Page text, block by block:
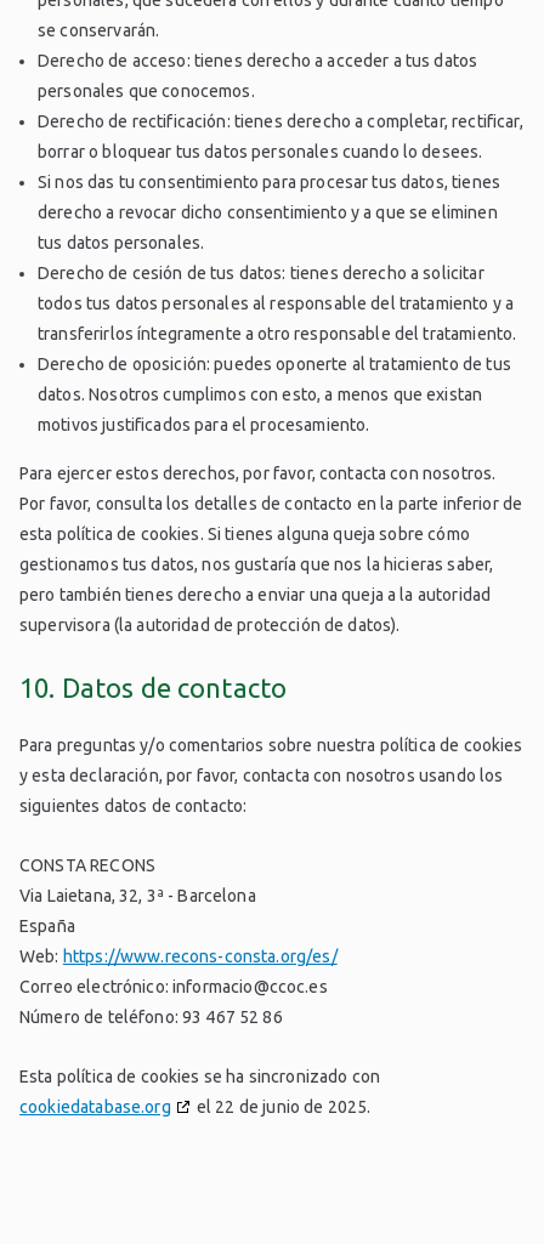
se conservarán.
Derecho de acceso: tienes derecho a acceder a tus datos
personales que conocemos.
Derecho de rectificación: tienes derecho a completar, rectificar,
borrar o bloquear tus datos personales cuando lo desees.
Si nos das tu consentimiento para procesar tus datos, tienes
derecho a revocar dicho consentimiento y a que se eliminen
tus datos personales.
Derecho de cesión de tus datos: tienes derecho a solicitar
todos tus datos personales al responsable del tratamiento y a
transferirlos íntegramente a otro responsable del tratamiento.
Derecho de oposición: puedes oponerte al tratamiento de tus
datos. Nosotros cumplimos con esto, a menos que existan
motivos justificados para el procesamiento.
Para ejercer estos derechos, por favor, contacta con nosotros.
Por favor, consulta los detalles de contacto en la parte inferior de
esta política de cookies. Si tienes alguna queja sobre cómo
gestionamos tus datos, nos gustaría que nos la hicieras saber,
pero también tienes derecho a enviar una queja a la autoridad
supervisora (la autoridad de protección de datos).
10. Datos de contacto
Para preguntas y/o comentarios sobre nuestra política de cookies
y esta declaración, por favor, contacta con nosotros usando los
siguientes datos de contacto:
CONSTA RECONS
Via Laietana, 32, 3ª - Barcelona
España
Web: https://www.recons-consta.org/es/
Correo electrónico:informacio@ccoc.es
Número de teléfono: 93 467 52 86
Esta política de cookies se ha sincronizado con
cookiedatabase.org
el 22 de junio de 2025.